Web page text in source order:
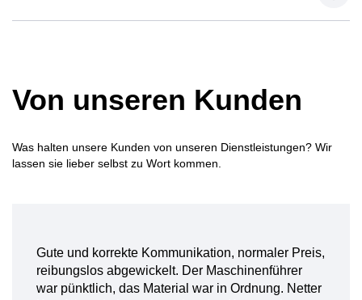
Von unseren Kunden
Was halten unsere Kunden von unseren Dienstleistungen? Wir
lassen sie lieber selbst zu Wort kommen.
Gute und korrekte Kommunikation, normaler Preis,
reibungslos abgewickelt. Der Maschinenführer
war pünktlich, das Material war in Ordnung. Netter